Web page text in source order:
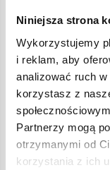
Niniejsza strona
Wykorzystujemy
i reklam, aby
analizować ruch
korzystasz z
Partnerzy mogą
otrzymanymi od
korzystania z ich
Nieodpowiednie
małe części, które
(ryzyko
celach
kolorów i